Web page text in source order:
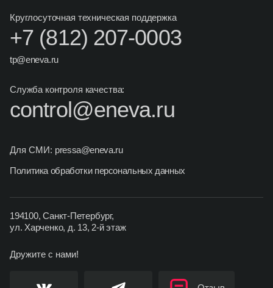
Круглосуточная техническая поддержка
+7 (812) 207-0003
tp@eneva.ru
Служба контроля качества:
control@eneva.ru
Для СМИ: pressa@eneva.ru
Политика обработки персональных данных
194100, Санкт-Петербург,
ул. Харченко, д. 13, 2‑й этаж
Дружите с нами!